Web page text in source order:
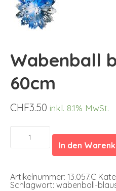
Wabenball
60cm
CHF3.50 inkl. 8.1% MwSt.
Wabenball
blau/silber
60cm
In den
Artikelnummer: 13.057.C
Schlagwort: wabenball-